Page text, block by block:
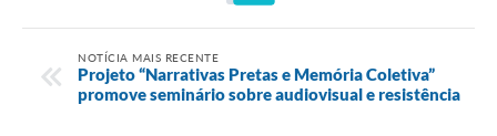
NOTÍCIA MAIS RECENTE
Projeto “Narrativas Pretas e Memória Coletiva”
promove seminário sobre audiovisual e resistência